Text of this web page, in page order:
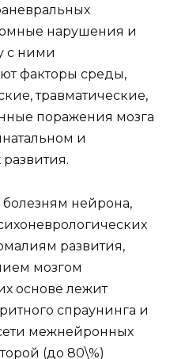
нарушения и
с ними
факторы среды,
травматические,
поражения мозга
и
нейрона,
развития,
мозгом
основе лежит
спраунинга и
межнейронных
(до 80\%)